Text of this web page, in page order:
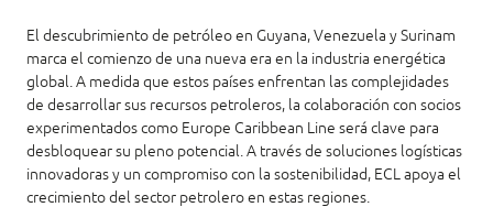
El descubrimiento de petróleo en Guyana, Venezuela y Surinam
marca el comienzo de una nueva era en la industria energética
global. A medida que estos países enfrentan las complejidades
de desarrollar sus recursos petroleros, la colaboración con socios
experimentados como Europe Caribbean Line será clave para
desbloquear su pleno potencial. A través de soluciones logísticas
innovadoras y un compromiso con la sostenibilidad, ECL apoya el
crecimiento del sector petrolero en estas regiones.